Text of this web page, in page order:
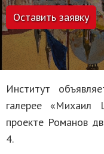
Оставить заявку
Институт
галерее «Михаил
проекте Романов
4.